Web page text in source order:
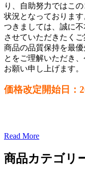
り、自助努力ではこ
状況となっております
つきましては、誠に
させていただきたくご
商品の品質保持を最
とをご理解いただき
お願い申し上げます。
価格改定開始日：
Read More
商品カテゴリ